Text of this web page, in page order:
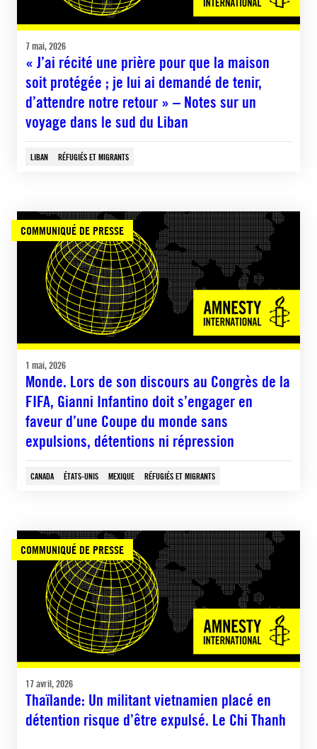
7 mai, 2026
« J’ai récité une prière pour que la maison
soit protégée ; je lui ai demandé de tenir,
d’attendre notre retour » – Notes sur un
voyage dans le sud du Liban
LIBAN RÉFUGIÉS ET MIGRANTS
COMMUNIQUÉ DE PRESSE
1 mai, 2026
Monde. Lors de son discours au Congrès de la
FIFA, Gianni Infantino doit s’engager en
faveur d’une Coupe du monde sans
expulsions, détentions ni répression
CANADA ÉTATS-UNIS MEXIQUE RÉFUGIÉS ET MIGRANTS
COMMUNIQUÉ DE PRESSE
17 avril, 2026
Thaïlande: Un militant vietnamien placé en
détention risque d’être expulsé. Le Chi Thanh